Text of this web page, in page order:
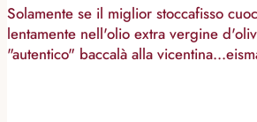
Solamente se il miglior stoccafisso
lentamente nell'olio extra vergine
"autentico" baccalà alla